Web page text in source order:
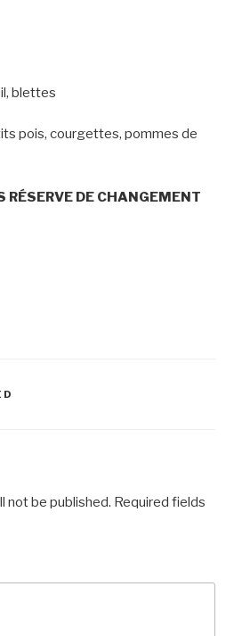
blettes
pois, courgettes, pommes de
RÉSERVE DE CHANGEMENT
not be published. Required fields